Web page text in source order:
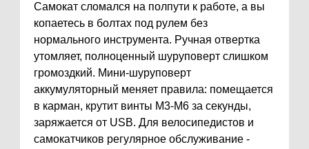
Самокат сломался на полпути к работе, а вы
копаетесь в болтах под рулем без
нормального инструмента. Ручная отвертка
утомляет, полноценный шуруповерт слишком
громоздкий. Мини-шуруповерт
аккумуляторный меняет правила: помещается
в карман, крутит винты M3-M6 за секунды,
заряжается от USB. Для велосипедистов и
самокатчиков регулярное обслуживание -